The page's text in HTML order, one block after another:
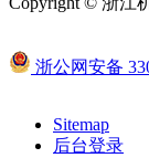
浙公网安备
Sitemap
后台登录